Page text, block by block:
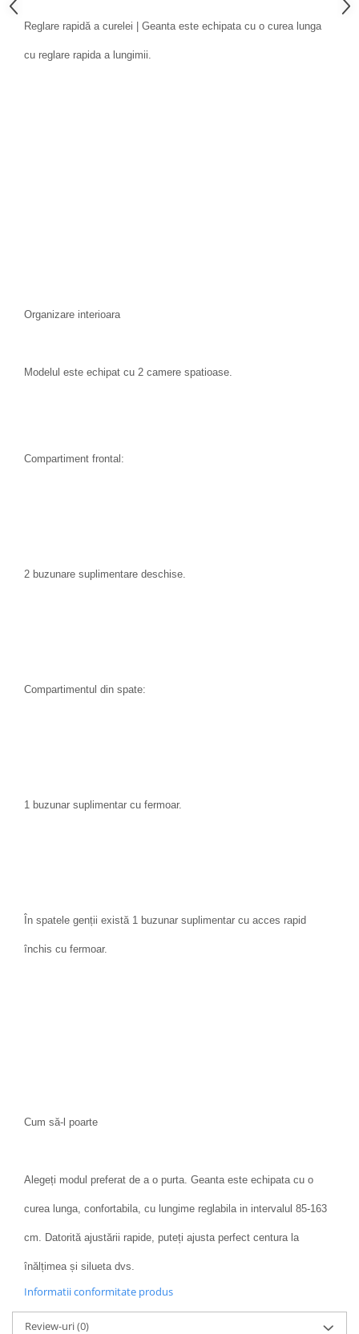
Reglare rapidă a curelei | Geanta este echipata cu o curea lunga
cu reglare rapida a lungimii.
Organizare interioara
Modelul este echipat cu 2 camere spatioase.
Compartiment frontal:
2 buzunare suplimentare deschise.
Compartimentul din spate:
1 buzunar suplimentar cu fermoar.
În spatele genții există 1 buzunar suplimentar cu acces rapid
închis cu fermoar.
Cum să-l poarte
Alegeți modul preferat de a o purta. Geanta este echipata cu o
curea lunga, confortabila, cu lungime reglabila in intervalul 85-163
cm. Datorită ajustării rapide, puteți ajusta perfect centura la
înălțimea și silueta dvs.
Informatii conformitate produs
Review-uri(0)